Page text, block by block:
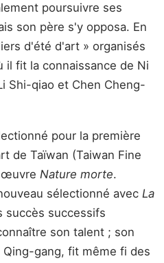
poursuivre ses
son père s'y opposa. En
d'été d'art » organisés
il fit la connaissance de Ni
Shi-qiao et Chen Cheng-
pour la première
de Taïwan (Taiwan Fine
œuvre Nature morte.
sélectionné avec La
succès successifs
son talent ; son
gang, fit même fi des